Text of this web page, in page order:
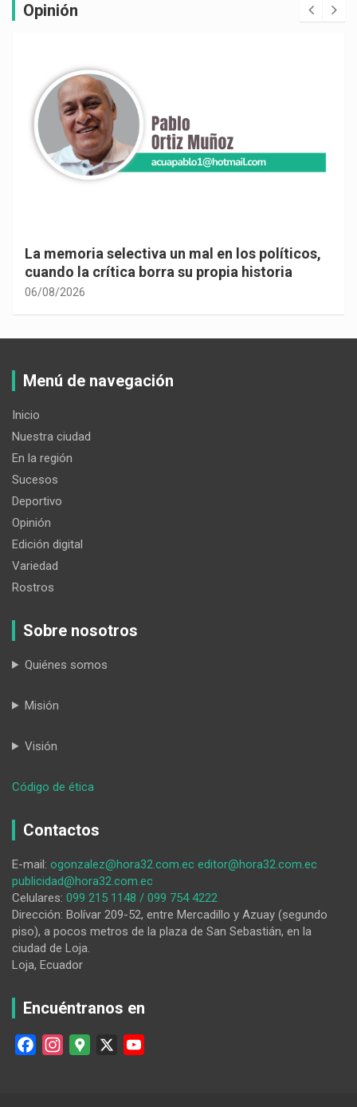
Opinión
La memoria selectiva un mal en los políticos,
cuando la crítica borra su propia historia
06/08/2026
Menú de navegación
Inicio
Nuestra ciudad
En la región
Sucesos
Deportivo
Opinión
Edición digital
Variedad
Rostros
Sobre nosotros
Quiénes somos
Misión
Visión
Código de ética
sonriente
Contactos
E-mail: ogonzalez@hora32.com.ec editor@hora32.com.ec
publicidad@hora32.com.ec
Celulares: 099 215 1148 / 099 754 4222
Dirección: Bolívar 209-52, entre Mercadillo y Azuay (segundo
piso), a pocos metros de la plaza de San Sebastián, en la
ciudad de Loja.
Loja, Ecuador
Encuéntranos en